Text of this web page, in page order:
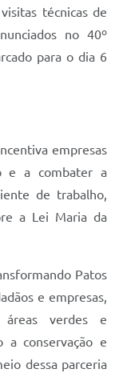
técnicas de
no 40º
para o dia 6
empresas
e a combater a
de trabalho,
a Lei Maria da
Patos
e empresas,
áreas verdes e
a conservação e
dessa parceria